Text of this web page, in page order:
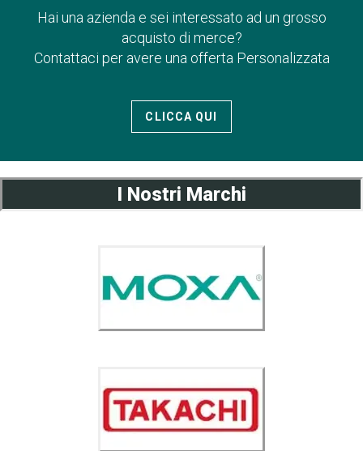
Hai una azienda e sei interessato ad un grosso
acquisto di merce?
Contattaci per avere una offerta Personalizzata
CLICCA QUI
I Nostri Marchi